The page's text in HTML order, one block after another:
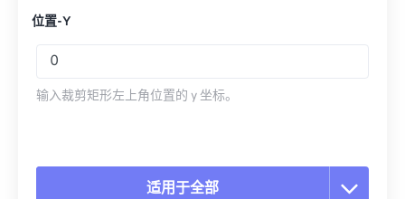
位置-Y
输入裁剪矩形左上角位置的 y 坐标。
适用于全部